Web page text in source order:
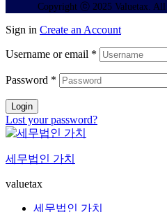
Copyright ⓒ 2025 Valuetax. All
Sign in Create an Account
Username or email *
Password *
Login
Lost your password?
세무법인 가치
valuetax
세무법인 가치